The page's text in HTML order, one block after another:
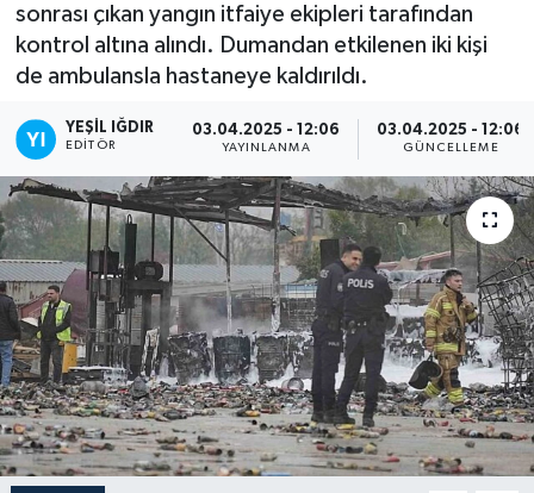
sonrası çıkan yangın itfaiye ekipleri tarafından
kontrol altına alındı. Dumandan etkilenen iki kişi
de ambulansla hastaneye kaldırıldı.
YEŞIL IĞDIR
EDITÖR
03.04.2025 - 12:06
YAYINLANMA
03.04.2025 - 12:06
GÜNCELLEME